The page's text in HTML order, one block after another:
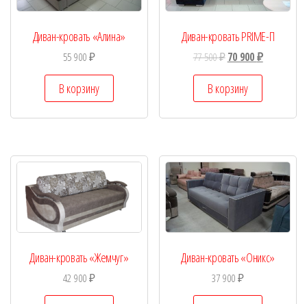
Диван-кровать «Алина»
55 900₽
В корзину
Диван-кровать PRIME-П
77 500₽ 70 900₽
В корзину
Диван-кровать «Жемчуг»
42 900₽
Диван-кровать «Оникс»
37 900₽